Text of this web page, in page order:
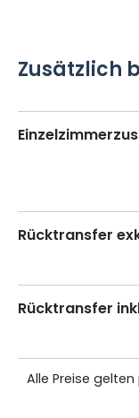
Zusätzlich
Rücktransfer
Rücktransfer
Alle Preise